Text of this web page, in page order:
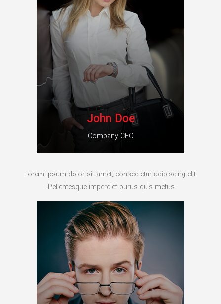
John Doe
Company CEO
Lorem ipsum dolor sit amet, consectetur adipiscing elit.
Pellentesque imperdiet purus quis metus.